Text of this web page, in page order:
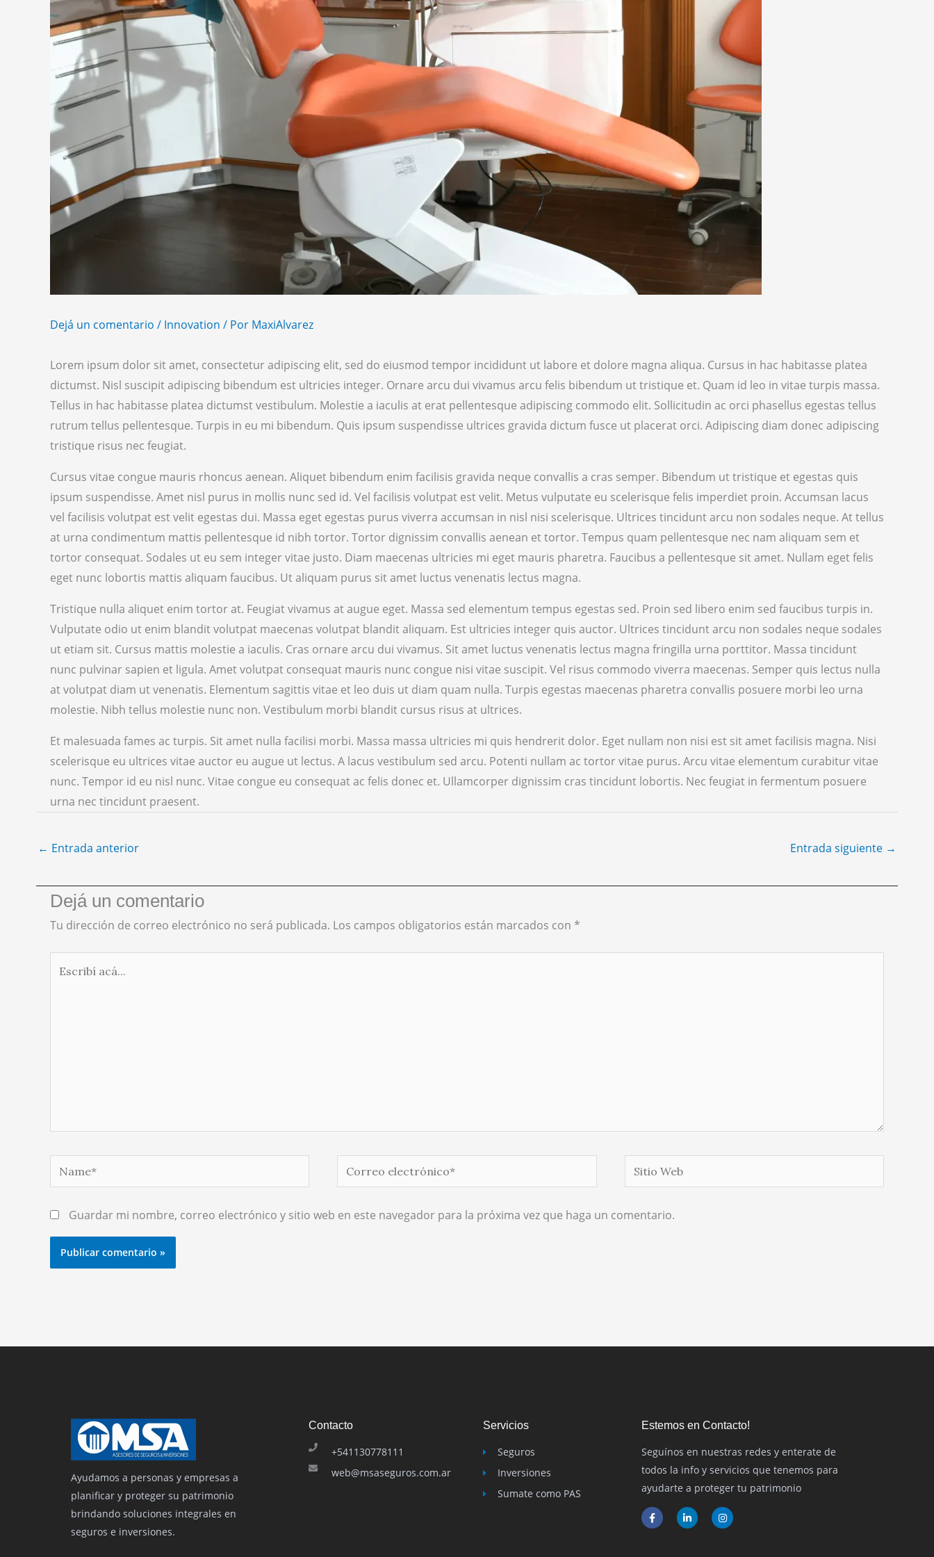
Dejá un comentario / Innovation / Por MaxiAlvarez
Lorem ipsum dolor sit amet, consectetur adipiscing elit, sed do eiusmod tempor incididunt ut labore et dolore magna aliqua. Cursus in hac habitasse platea
dictumst. Nisl suscipit adipiscing bibendum est ultricies integer. Ornare arcu dui vivamus arcu felis bibendum ut tristique et. Quam id leo in vitae turpis massa.
Tellus in hac habitasse platea dictumst vestibulum. Molestie a iaculis at erat pellentesque adipiscing commodo elit. Sollicitudin ac orci phasellus egestas tellus
rutrum tellus pellentesque. Turpis in eu mi bibendum. Quis ipsum suspendisse ultrices gravida dictum fusce ut placerat orci. Adipiscing diam donec adipiscing
tristique risus nec feugiat.
Cursus vitae congue mauris rhoncus aenean. Aliquet bibendum enim facilisis gravida neque convallis a cras semper. Bibendum ut tristique et egestas quis
ipsum suspendisse. Amet nisl purus in mollis nunc sed id. Vel facilisis volutpat est velit. Metus vulputate eu scelerisque felis imperdiet proin. Accumsan lacus
vel facilisis volutpat est velit egestas dui. Massa eget egestas purus viverra accumsan in nisl nisi scelerisque. Ultrices tincidunt arcu non sodales neque. At tellus
at urna condimentum mattis pellentesque id nibh tortor. Tortor dignissim convallis aenean et tortor. Tempus quam pellentesque nec nam aliquam sem et
tortor consequat. Sodales ut eu sem integer vitae justo. Diam maecenas ultricies mi eget mauris pharetra. Faucibus a pellentesque sit amet. Nullam eget felis
eget nunc lobortis mattis aliquam faucibus. Ut aliquam purus sit amet luctus venenatis lectus magna.
Tristique nulla aliquet enim tortor at. Feugiat vivamus at augue eget. Massa sed elementum tempus egestas sed. Proin sed libero enim sed faucibus turpis in.
Vulputate odio ut enim blandit volutpat maecenas volutpat blandit aliquam. Est ultricies integer quis auctor. Ultrices tincidunt arcu non sodales neque sodales
ut etiam sit. Cursus mattis molestie a iaculis. Cras ornare arcu dui vivamus. Sit amet luctus venenatis lectus magna fringilla urna porttitor. Massa tincidunt
nunc pulvinar sapien et ligula. Amet volutpat consequat mauris nunc congue nisi vitae suscipit. Vel risus commodo viverra maecenas. Semper quis lectus nulla
at volutpat diam ut venenatis. Elementum sagittis vitae et leo duis ut diam quam nulla. Turpis egestas maecenas pharetra convallis posuere morbi leo urna
molestie. Nibh tellus molestie nunc non. Vestibulum morbi blandit cursus risus at ultrices.
Et malesuada fames ac turpis. Sit amet nulla facilisi morbi. Massa massa ultricies mi quis hendrerit dolor. Eget nullam non nisi est sit amet facilisis magna. Nisi
scelerisque eu ultrices vitae auctor eu augue ut lectus. A lacus vestibulum sed arcu. Potenti nullam ac tortor vitae purus. Arcu vitae elementum curabitur vitae
nunc. Tempor id eu nisl nunc. Vitae congue eu consequat ac felis donec et. Ullamcorper dignissim cras tincidunt lobortis. Nec feugiat in fermentum posuere
urna nec tincidunt praesent.
← Entrada anterior Entrada siguiente →
Dejá un comentario
Tu dirección de correo electrónico no será publicada. Los campos obligatorios están marcados con *
Name*
Correo
electrónico*
Sitio
Web
Guardar mi nombre, correo electrónico y sitio web en este navegador para la próxima vez que haga un comentario.
Ayudamos a personas y empresas a
planificar y proteger su patrimonio
brindando soluciones integrales en
seguros e inversiones.
Contacto
+541130778111
web@msaseguros.com.ar
Servicios
Seguros
Inversiones
Sumate como PAS
Estemos en Contacto!
Seguínos en nuestras redes y enterate de
todos la info y servicios que tenemos para
ayudarte a proteger tu patrimonio
F
a
c
L
i
n
I
n
s